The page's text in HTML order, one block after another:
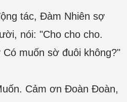
tác, Đàm Nhiên sợ
nói: "Cho cho cho.
muốn sờ đuôi không?"
Cảm ơn Đoàn Đoàn,